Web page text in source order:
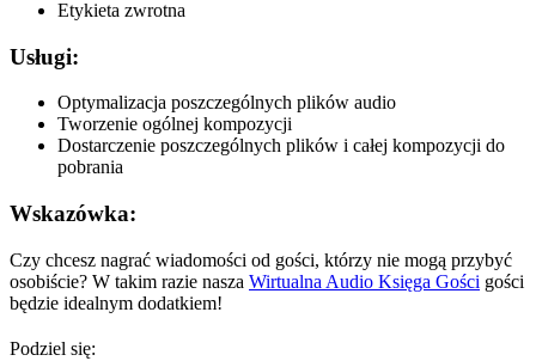
Etykieta zwrotna
Usługi:
Optymalizacja poszczególnych plików audio
Tworzenie ogólnej kompozycji
Dostarczenie poszczególnych plików i całej kompozycji do
pobrania
Wskazówka:
Czy chcesz nagrać wiadomości od gości, którzy nie mogą przybyć
osobiście? W takim razie nasza Wirtualna Audio Księga Gości gości
będzie idealnym dodatkiem!
Podziel się: